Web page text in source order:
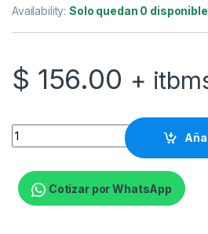
Availability:Solo quedan 0
$ 156.00 +
JBL LIVE - Flex - Headphones - Azul
Cotizar por WhatsApp